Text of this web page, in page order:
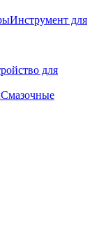
Инструмент для
для
Смазочные